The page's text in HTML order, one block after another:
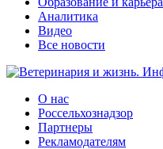
Аналитика
Видео
Все новости
О нас
Россельхознадзор
Партнеры
Рекламодателям